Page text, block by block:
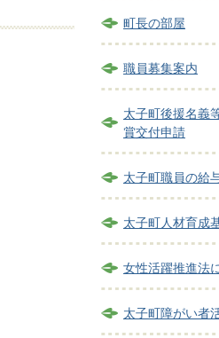
町長の部屋
職員募集案内
太子町後援名義
賞交付申請
太子町職員の給
太子町人材育成
女性活躍推進法
太子町障がい者